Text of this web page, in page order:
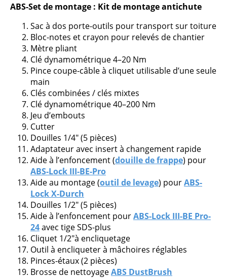
demandes issues de professionnels.
Veuillez
laisser
champ
vide.
ABS-Set de montage : Kit de montage antichute
Sac à dos porte-outils pour transport sur toiture
Bloc-notes et crayon pour relevés de chantier
Mètre pliant
Clé dynamométrique 4–20 Nm
Pince coupe-câble à cliquet utilisable d’une seule
main
Clés combinées / clés mixtes
Clé dynamométrique 40–200 Nm
Jeu d’embouts
Cutter
Douilles 1/4″ (5 pièces)
Adaptateur avec insert à changement rapide
Aide à l’enfoncement (douille de frappe) pour
ABS-Lock III-BE-Pro
Aide au montage (outil de levage) pourABS-
Lock X-Durch
Douilles 1/2″ (5 pièces)
Aide à l’enfoncement pourABS-Lock III-BE Pro-
24avec tige SDS-plus
Cliquet 1/2″à encliquetage
Outil à encliqueter à mâchoires réglables
Pinces-étaux (2 pièces)
Brosse de nettoyageABS DustBrush